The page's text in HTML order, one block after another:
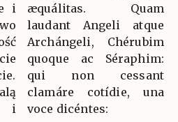
i
i
æquálitas. Quam
laudant Angeli atque
Archángeli, Chérubim
quoque ac Séraphim:
qui non cessant
clamáre cotídie, una
voce dicéntes: